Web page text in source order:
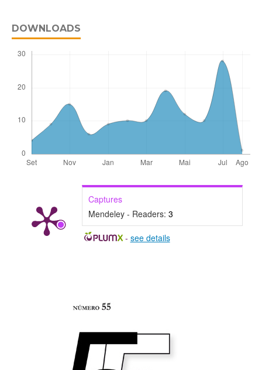
DOWNLOADS
Captures
Mendeley - Readers: 3
- see details